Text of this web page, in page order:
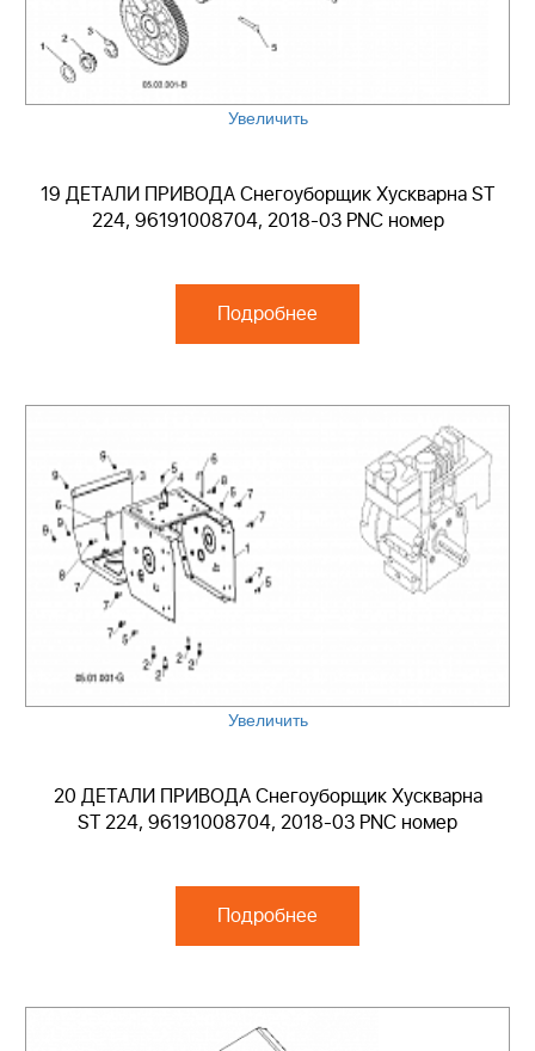
Увеличить
19 ДЕТАЛИ ПРИВОДА Снегоуборщик Хускварна ST
224, 96191008704, 2018-03 PNC номер
Подробнее
Увеличить
20 ДЕТАЛИ ПРИВОДА Снегоуборщик Хускварна
ST 224, 96191008704, 2018-03 PNC номер
Подробнее